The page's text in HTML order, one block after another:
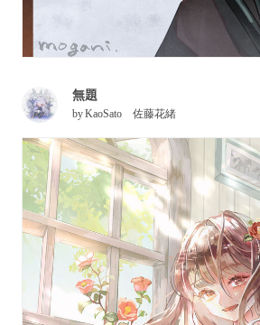
無題
byKaoSato 佐藤花緒